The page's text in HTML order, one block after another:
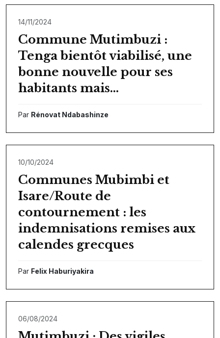
14/11/2024
Commune Mutimbuzi :
Tenga bientôt viabilisé, une
bonne nouvelle pour ses
habitants mais…
Par Rénovat Ndabashinze
10/10/2024
Communes Mubimbi et
Isare/Route de
contournement : les
indemnisations remises aux
calendes grecques
Par Felix Haburiyakira
06/08/2024